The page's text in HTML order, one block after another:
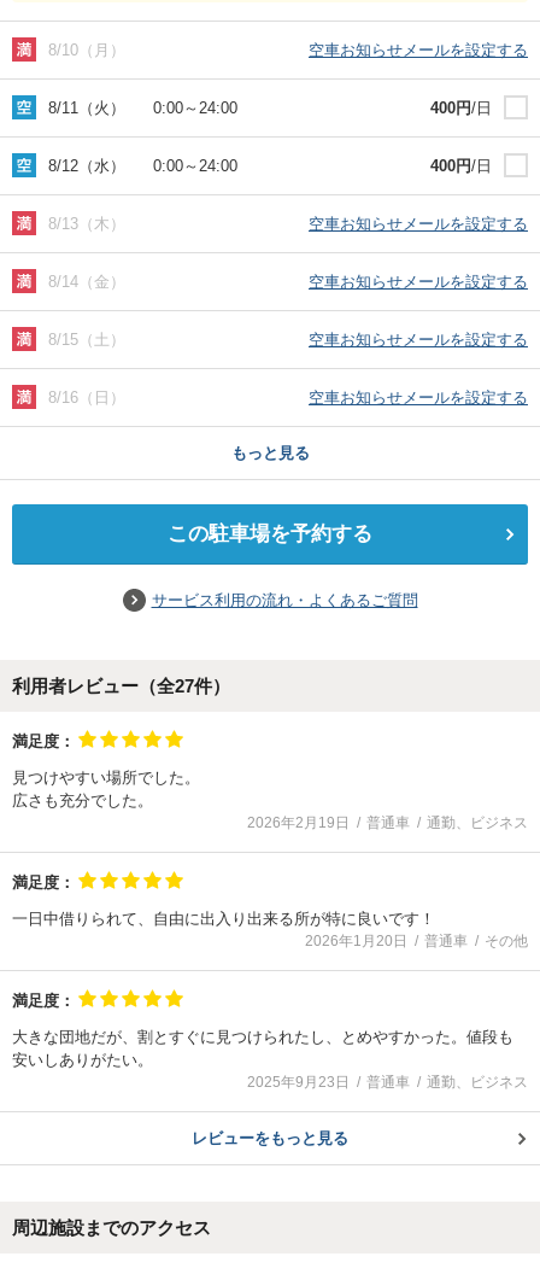
8/10（月） 空車お知らせメールを設定する
8/11（火） 0:00～ 24:00 400円/日
8/12（水） 0:00～ 24:00 400円/日
8/13（木） 空車お知らせメールを設定する
8/14（金） 空車お知らせメールを設定する
8/15（土） 空車お知らせメールを設定する
8/16（日） 空車お知らせメールを設定する
もっと見る
この駐車場を予約する
サービス利用の流れ・よくあるご質問
利用者レビュー（全27件）
満足度：
見つけやすい場所でした。
広さも充分でした。
2026年2月19日 普通車 通勤、ビジネス
満足度：
一日中借りられて、自由に出入り出来る所が特に良いです！
2026年1月20日 普通車 その他
満足度：
大きな団地だが、割とすぐに見つけられたし、とめやすかった。値段も
安いしありがたい。
2025年9月23日 普通車 通勤、ビジネス
レビューをもっと見る
周辺施設までのアクセス